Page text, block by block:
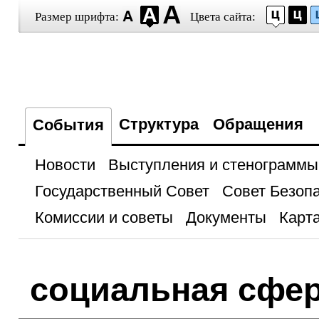
Размер шрифта: Цвета сайта:
События Структура Обращения
Новости
Выступления и стенограммы
Государственный Совет
Совет
Комиссии и советы
Документы
социальная